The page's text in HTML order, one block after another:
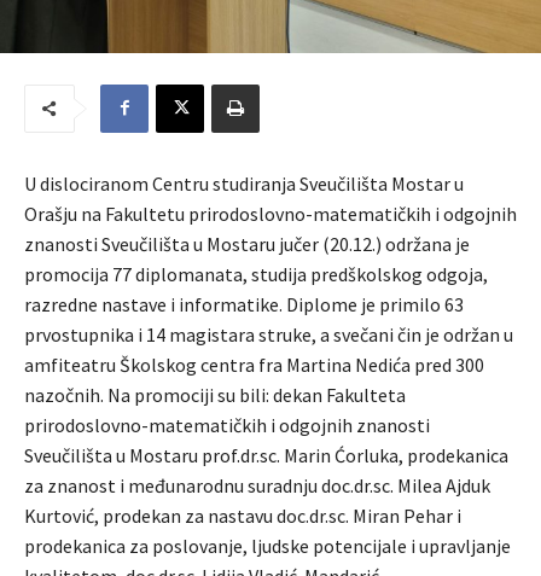
U dislociranom Centru studiranja Sveučilišta Mostar u
Orašju na Fakultetu prirodoslovno-matematičkih i odgojnih
znanosti Sveučilišta u Mostaru jučer (20.12.) održana je
promocija 77 diplomanata, studija predškolskog odgoja,
razredne nastave i informatike. Diplome je primilo 63
prvostupnika i 14 magistara struke, a svečani čin je održan u
amfiteatru Školskog centra fra Martina Nedića pred 300
nazočnih. Na promociji su bili: dekan Fakulteta
prirodoslovno-matematičkih i odgojnih znanosti
Sveučilišta u Mostaru prof.dr.sc. Marin Ćorluka, prodekanica
za znanost i međunarodnu suradnju doc.dr.sc. Milea Ajduk
Kurtović, prodekan za nastavu doc.dr.sc. Miran Pehar i
prodekanica za poslovanje, ljudske potencijale i upravljanje